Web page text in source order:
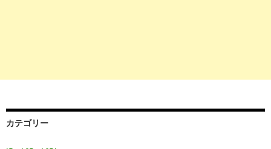
カテゴリー